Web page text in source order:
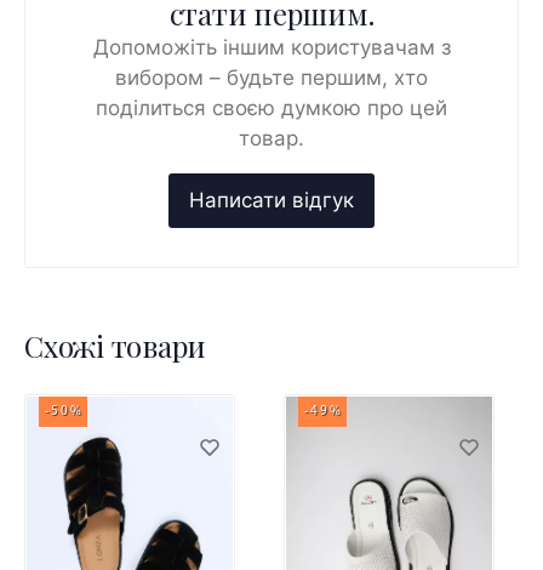
стати першим.
Допоможіть іншим користувачам з
вибором – будьте першим, хто
поділиться своєю думкою про цей
товар.
Схожі товари
-50% -49%